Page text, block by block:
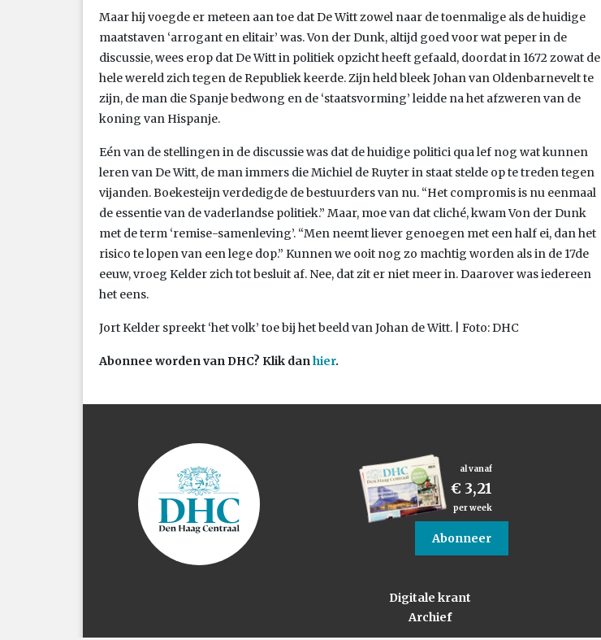
Maar hij voegde er meteen aan toe dat De Witt zowel naar de toenmalige als de huidige
maatstaven ‘arrogant en elitair’ was. Von der Dunk, altijd goed voor wat peper in de
discussie, wees erop dat De Witt in politiek opzicht heeft gefaald, doordat in 1672 zowat de
hele wereld zich tegen de Republiek keerde. Zijn held bleek Johan van Oldenbarnevelt te
zijn, de man die Spanje bedwong en de ‘staatsvorming’ leidde na het afzweren van de
koning van Hispanje.
Eén van de stellingen in de discussie was dat de huidige politici qua lef nog wat kunnen
leren van De Witt, de man immers die Michiel de Ruyter in staat stelde op te treden tegen
vijanden. Boekesteijn verdedigde de bestuurders van nu. “Het compromis is nu eenmaal
de essentie van de vaderlandse politiek.” Maar, moe van dat cliché, kwam Von der Dunk
met de term ‘remise-samenleving’. “Men neemt liever genoegen met een half ei, dan het
risico te lopen van een lege dop.” Kunnen we ooit nog zo machtig worden als in de 17de
eeuw, vroeg Kelder zich tot besluit af. Nee, dat zit er niet meer in. Daarover was iedereen
het eens.
Jort Kelder spreekt ‘het volk’ toe bij het beeld van Johan de Witt. | Foto: DHC
Abonnee worden van DHC? Klik dan hier.
al vanaf
€ 3,21
per week
Abonneer
Digitale krant
Archief